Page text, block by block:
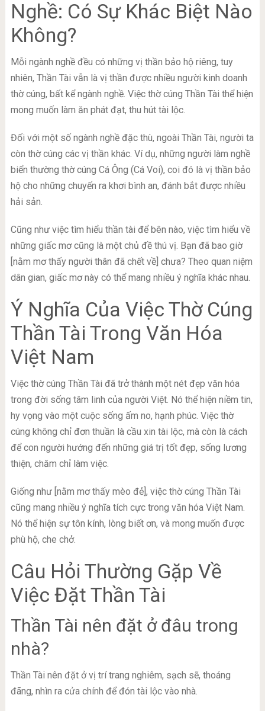
Nghề: Có Sự Khác Biệt Nào
Không?
Mỗi ngành nghề đều có những vị thần bảo hộ riêng, tuy
nhiên, Thần Tài vẫn là vị thần được nhiều người kinh doanh
thờ cúng, bất kể ngành nghề. Việc thờ cúng Thần Tài thể hiện
mong muốn làm ăn phát đạt, thu hút tài lộc.
Đối với một số ngành nghề đặc thù, ngoài Thần Tài, người ta
còn thờ cúng các vị thần khác. Ví dụ, những người làm nghề
biển thường thờ cúng Cá Ông (Cá Voi), coi đó là vị thần bảo
hộ cho những chuyến ra khơi bình an, đánh bắt được nhiều
hải sản.
Cũng như việc tìm hiểu thần tài để bên nào, việc tìm hiểu về
những giấc mơ cũng là một chủ đề thú vị. Bạn đã bao giờ
[nằm mơ thấy người thân đã chết về] chưa? Theo quan niệm
dân gian, giấc mơ này có thể mang nhiều ý nghĩa khác nhau.
Ý Nghĩa Của Việc Thờ Cúng
Thần Tài Trong Văn Hóa
Việt Nam
Việc thờ cúng Thần Tài đã trở thành một nét đẹp văn hóa
trong đời sống tâm linh của người Việt. Nó thể hiện niềm tin,
hy vọng vào một cuộc sống ấm no, hạnh phúc. Việc thờ
cúng không chỉ đơn thuần là cầu xin tài lộc, mà còn là cách
để con người hướng đến những giá trị tốt đẹp, sống lương
thiện, chăm chỉ làm việc.
Giống như [nằm mơ thấy mèo đẻ], việc thờ cúng Thần Tài
cũng mang nhiều ý nghĩa tích cực trong văn hóa Việt Nam.
Nó thể hiện sự tôn kính, lòng biết ơn, và mong muốn được
phù hộ, che chở.
Câu Hỏi Thường Gặp Về
Việc Đặt Thần Tài
Thần Tài nên đặt ở đâu trong
nhà?
Thần Tài nên đặt ở vị trí trang nghiêm, sạch sẽ, thoáng
đãng, nhìn ra cửa chính để đón tài lộc vào nhà.